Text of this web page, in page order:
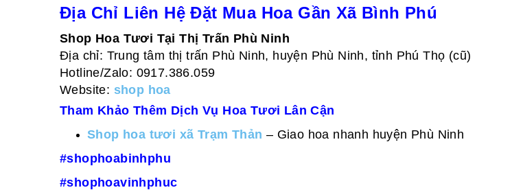
Địa Chỉ Liên Hệ Đặt Mua Hoa Gần Xã Bình Phú
Shop Hoa Tươi Tại Thị Trấn Phù Ninh
Địa chỉ: Trung tâm thị trấn Phù Ninh, huyện Phù Ninh, tỉnh Phú Thọ (cũ)
Hotline/Zalo: 0917.386.059
Website: shop hoa
Tham Khảo Thêm Dịch Vụ Hoa Tươi Lân Cận
Shop hoa tươi xã Trạm Thản – Giao hoa nhanh huyện Phù Ninh
#shophoabinhphu
#shophoavinhphuc